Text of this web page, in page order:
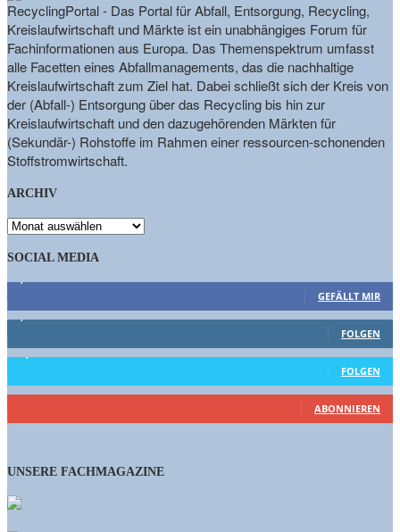
RecyclingPortal - Das Portal für Abfall, Entsorgung, Recycling,
Kreislaufwirtschaft und Märkte ist ein unabhängiges Forum für
Fachinformationen aus Europa. Das Themenspektrum umfasst
alle Facetten eines Abfallmanagements, das die nachhaltige
Kreislaufwirtschaft zum Ziel hat. Dabei schließt sich der Kreis von
der (Abfall-) Entsorgung über das Recycling bis hin zur
Kreislaufwirtschaft und den dazugehörenden Märkten für
(Sekundär-) Rohstoffe im Rahmen einer ressourcen-schonenden
Stoffstromwirtschaft.
ARCHIV
ARCHIV
SOCIAL MEDIA
GEFÄLLT MIR
1,662 Follower
FOLGEN
15,658 Follower
FOLGEN
461 Abonnenten
ABONNIEREN
UNSERE FACHMAGAZINE